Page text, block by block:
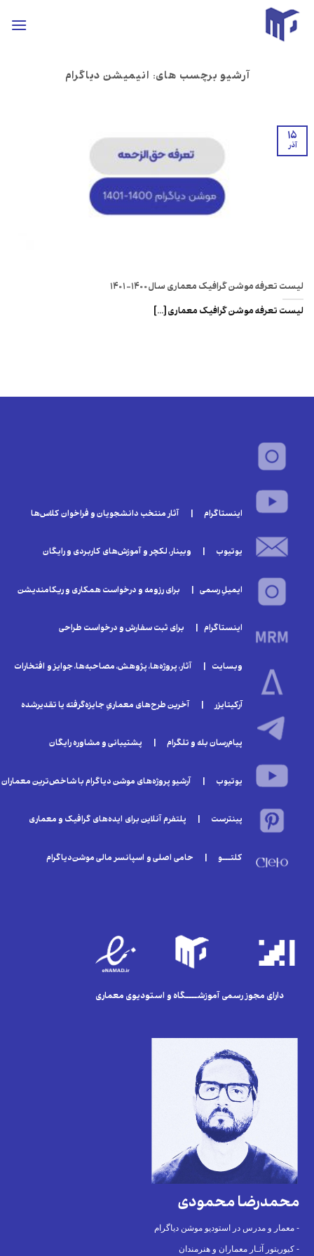
محتوا
آرشیو برچسب های: انیمیشن دیاگرام
لیست تعرفه موشن گرافیک معماری سال ۱۴۰۰-۱۴۰۱
لیست تعرفه موشن گرافیک معماری [...]
۱۵
آذر
اینستاگرام | آثار منتخب دانشجویان و فراخوان‌ کلا‌س‌ها
یوتیوب | وبینار‌، لکچر و آموزش‌های کاربردی و رایگان
ایمیلِ رسمی | برای رزومه و درخواست همکاری و ریکامندیشن
اینستاگرام | برای ثبت سفارش و درخواست طراحی
وبسایت | آثار، پروژه‌ها، پژوهش، مصاحبه‌ها، جوایز و افتخارات
آرکیتایزر | آخرین طرح‌های معماریِ جایزه‌گرفته یا تقدیر‌شده
پیام‌رسان بله و تلگرام | پشتیبانی و مشاوره رایگان
یوتیوب | آرشیو پروژه‌های موشن دیاگرام با شاخص‌ترین معماران
پینترست | پلتفرم آنلاین برای ایده‌های گرافیک و معماری
کلتـــو | حامی اصلی و اسپانسر مالی موشن‌دیاگرام
دارای مجوز رسمی آموزشــــگاه و استودیوی معماری
محمدرضا محمودی
معمار و مدرس در استودیو موشن دیاگرام -
کیوریتور آثـار معماران و هنرمندان -